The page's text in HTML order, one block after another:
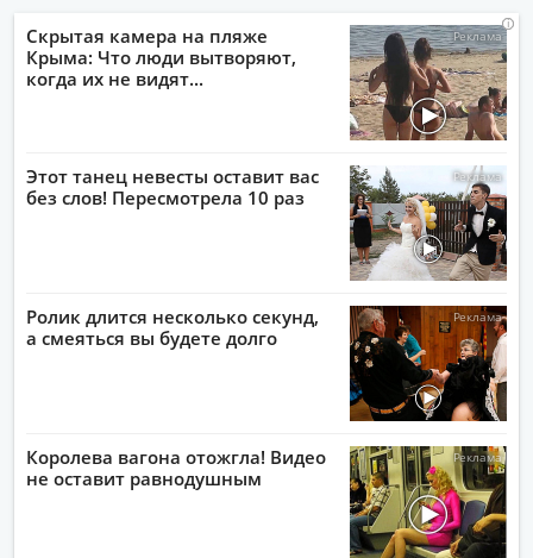
i
Скрытая камера на пляже
Крыма: Что люди вытворяют,
когда их не видят...
i
Этот танец невесты оставит вас
без слов! Пересмотрела 10 раз
i
Ролик длится несколько секунд,
а смеяться вы будете долго
i
Королева вагона отожгла! Видео
не оставит равнодушным